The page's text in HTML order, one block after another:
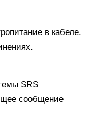
в кабеле.
SRS
сообщение